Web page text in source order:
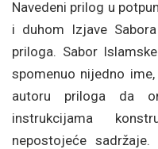
Navedeni prilog u
i duhom Izjave
priloga. Sabor
spomenuo nijedno
autoru priloga da
instrukcijama
nepostojeće